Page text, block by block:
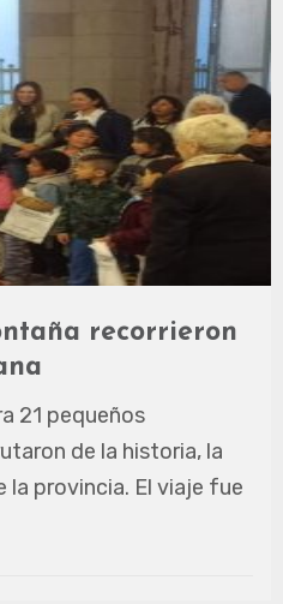
recorrieron
21 pequeños
de la historia, la
la provincia. El viaje fue